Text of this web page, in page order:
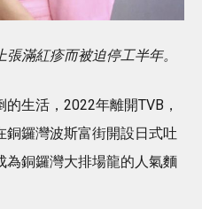
滿紅疹而被迫停工半年。
生活，2022年離開TVB，
鑼灣波斯富街開設日式吐
為銅鑼灣大排場龍的人氣麵